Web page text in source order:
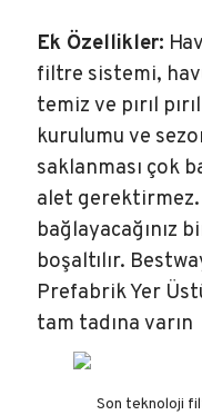
Ek Özellikler:
filtre sistemi,
temiz ve pırıl
kurulumu ve
saklanması çok
alet gerektirmez.
bağlayacağınız
boşaltılır.
Prefabrik Yer
tam tadına varın
Son teknoloji